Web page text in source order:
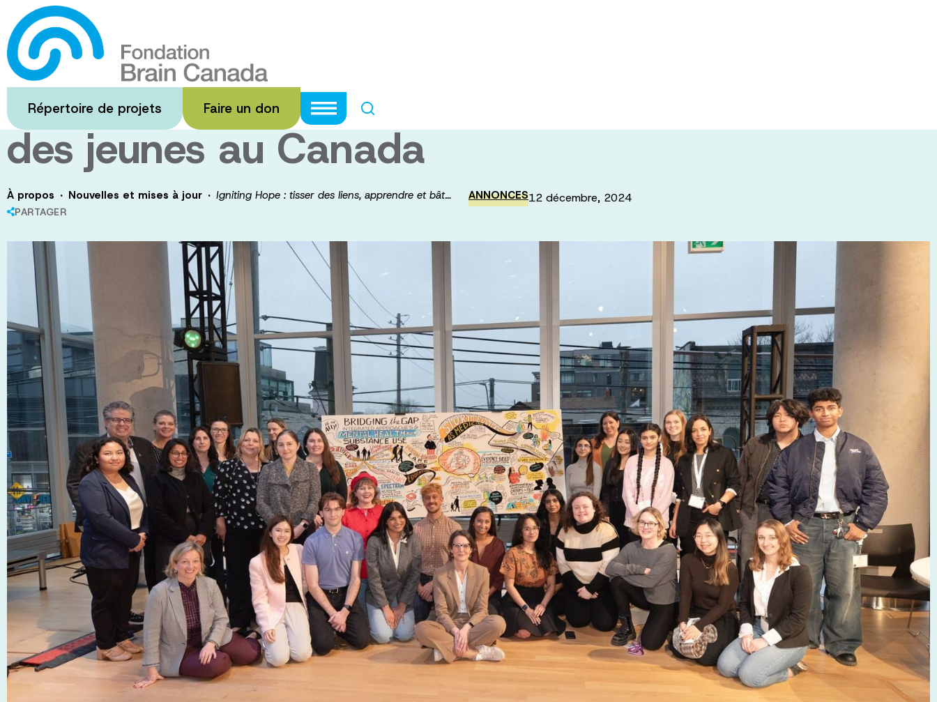
Passer
au
contenu
principal
Répertoire de projets Faire un don
Igniting Hope : tisser des liens, apprendre et
bâtir un avenir meilleur pour la santé mentale
des jeunes au Canada
À propos · Nouvelles et mises à jour · Igniting Hope : tisser des liens, apprendre et bât…
PARTAGER
ANNONCES12 décembre, 2024